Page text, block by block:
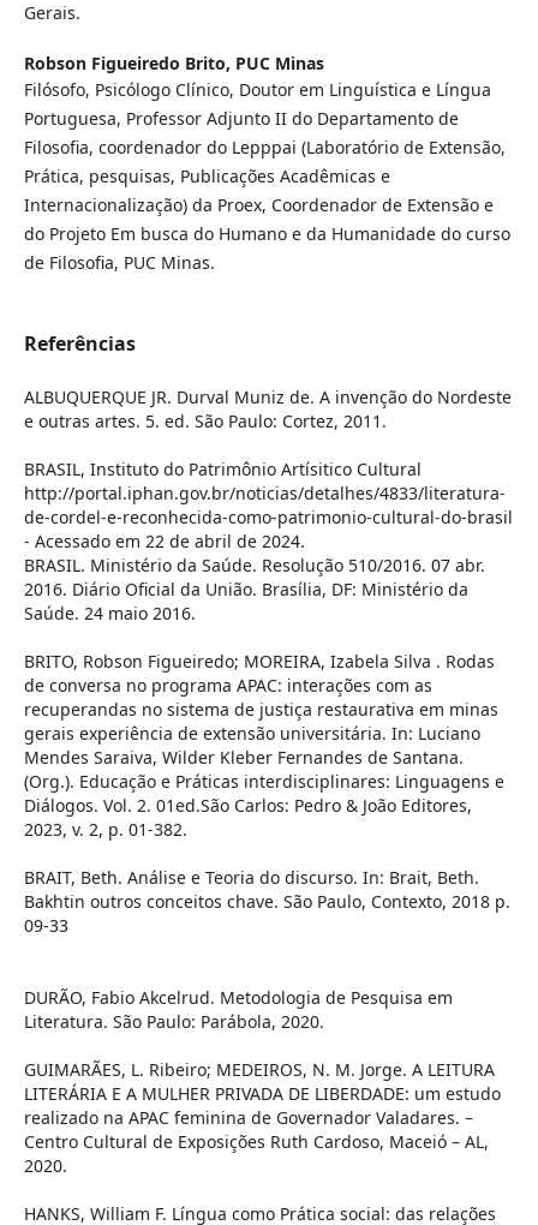
Gerais.
Robson Figueiredo Brito, PUC Minas
Filósofo, Psicólogo Clínico, Doutor em Linguística e Língua
Portuguesa, Professor Adjunto II do Departamento de
Filosofia, coordenador do Lepppai (Laboratório de Extensão,
Prática, pesquisas, Publicações Acadêmicas e
Internacionalização) da Proex, Coordenador de Extensão e
do Projeto Em busca do Humano e da Humanidade do curso
de Filosofia, PUC Minas.
Referências
ALBUQUERQUE JR. Durval Muniz de. A invenção do Nordeste
e outras artes. 5. ed. São Paulo: Cortez, 2011.
BRASIL, Instituto do Patrimônio Artísitico Cultural
http://portal.iphan.gov.br/noticias/detalhes/4833/literatura-
de-cordel-e-reconhecida-como-patrimonio-cultural-do-brasil
- Acessado em 22 de abril de 2024.
BRASIL. Ministério da Saúde. Resolução 510/2016. 07 abr.
2016. Diário Oficial da União. Brasília, DF: Ministério da
Saúde. 24 maio 2016.
BRITO, Robson Figueiredo; MOREIRA, Izabela Silva . Rodas
de conversa no programa APAC: interações com as
recuperandas no sistema de justiça restaurativa em minas
gerais experiência de extensão universitária. In: Luciano
Mendes Saraiva, Wilder Kleber Fernandes de Santana.
(Org.). Educação e Práticas interdisciplinares: Linguagens e
Diálogos. Vol. 2. 01ed.São Carlos: Pedro & João Editores,
2023, v. 2, p. 01-382.
BRAIT, Beth. Análise e Teoria do discurso. In: Brait, Beth.
Bakhtin outros conceitos chave. São Paulo, Contexto, 2018 p.
09-33
DURÃO, Fabio Akcelrud. Metodologia de Pesquisa em
Literatura. São Paulo: Parábola, 2020.
GUIMARÃES, L. Ribeiro; MEDEIROS, N. M. Jorge. A LEITURA
LITERÁRIA E A MULHER PRIVADA DE LIBERDADE: um estudo
realizado na APAC feminina de Governador Valadares. –
Centro Cultural de Exposições Ruth Cardoso, Maceió – AL,
2020.
HANKS, William F. Língua como Prática social: das relações